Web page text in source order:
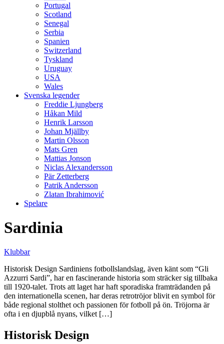
Portugal
Scotland
Senegal
Serbia
Spanien
Switzerland
Tyskland
Uruguay
USA
Wales
Svenska legender
Freddie Ljungberg
Håkan Mild
Henrik Larsson
Johan Mjällby
Martin Olsson
Mats Gren
Mattias Jonson
Niclas Alexandersson
Pär Zetterberg
Patrik Andersson
Zlatan Ibrahimović
Spelare
Sardinia
Klubbar
Historisk Design Sardiniens fotbollslandslag, även känt som “Gli
Azzurri Sardi”, har en fascinerande historia som sträcker sig tillbaka
till 1920-talet. Trots att laget har haft sporadiska framträdanden på
den internationella scenen, har deras retrotröjor blivit en symbol för
både regional stolthet och passionen för fotboll på ön. Tröjorna är
ofta i en djupblå nyans, vilket […]
Historisk Design